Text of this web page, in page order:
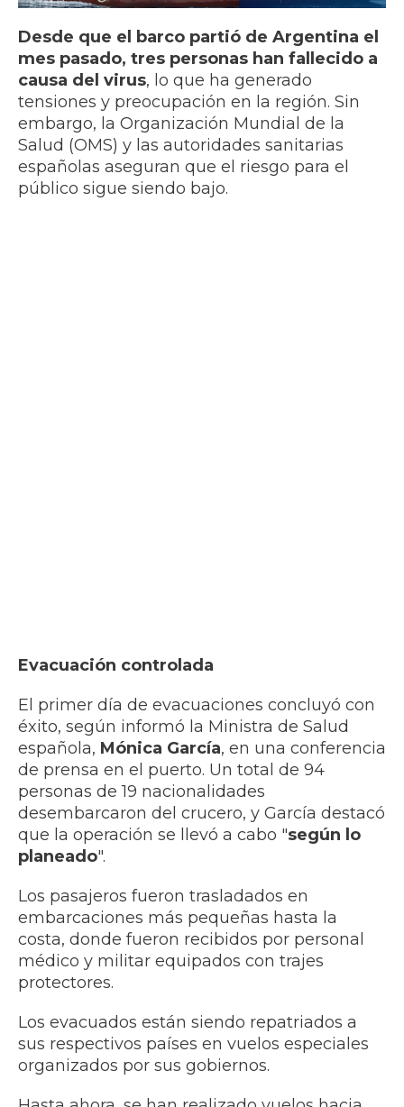
Desde que el barco partió de Argentina el
mes pasado, tres personas han fallecido a
causa del virus, lo que ha generado
tensiones y preocupación en la región. Sin
embargo, la Organización Mundial de la
Salud (OMS) y las autoridades sanitarias
españolas aseguran que el riesgo para el
público sigue siendo bajo.
Evacuación controlada
El primer día de evacuaciones concluyó con
éxito, según informó la Ministra de Salud
española, Mónica García, en una conferencia
de prensa en el puerto. Un total de 94
personas de 19 nacionalidades
desembarcaron del crucero, y García destacó
que la operación se llevó a cabo "según lo
planeado".
Los pasajeros fueron trasladados en
embarcaciones más pequeñas hasta la
costa, donde fueron recibidos por personal
médico y militar equipados con trajes
protectores.
Los evacuados están siendo repatriados a
sus respectivos países en vuelos especiales
organizados por sus gobiernos.